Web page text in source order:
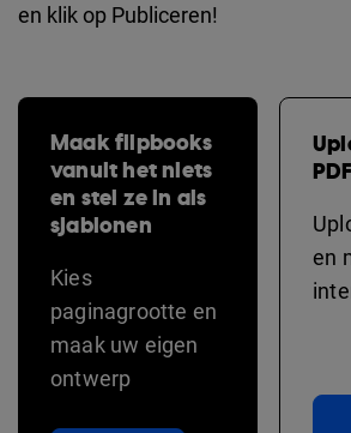
en klik op Publiceren!
Maak flipbooks
vanuit het niets
en stel ze in als
sjablonen
Kies
paginagrootte en
maak uw eigen
ontwerp
PDF
en